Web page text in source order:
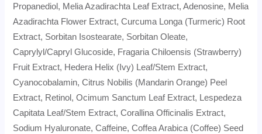
Propanediol, Melia Azadirachta Leaf Extract, Adenosine, Melia
Azadirachta Flower Extract, Curcuma Longa (Turmeric) Root
Extract, Sorbitan Isostearate, Sorbitan Oleate,
Caprylyl/Capryl Glucoside, Fragaria Chiloensis (Strawberry)
Fruit Extract, Hedera Helix (Ivy) Leaf/Stem Extract,
Cyanocobalamin, Citrus Nobilis (Mandarin Orange) Peel
Extract, Retinol, Ocimum Sanctum Leaf Extract, Lespedeza
Capitata Leaf/Stem Extract, Corallina Officinalis Extract,
Sodium Hyaluronate, Caffeine, Coffea Arabica (Coffee) Seed